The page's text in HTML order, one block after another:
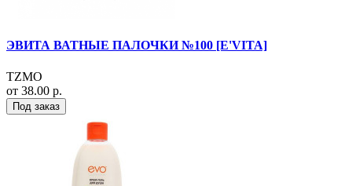
ЭВИТА ВАТНЫЕ ПАЛОЧКИ №100 [E'VITA]
TZMO
от 38.00 р.
Под заказ